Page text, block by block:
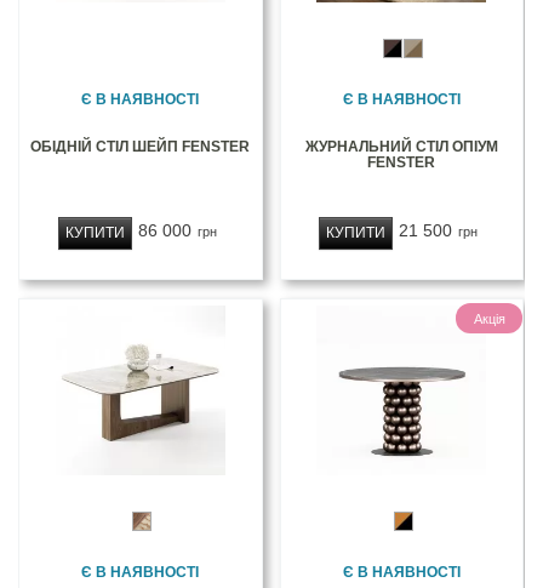
Є В НАЯВНОСТІ
ОБІДНІЙ СТІЛ ШЕЙП FENSTER
86 000 грн
КУПИТИ
Є В НАЯВНОСТІ
ЖУРНАЛЬНИЙ СТІЛ ОПІУМ
FENSTER
21 500 грн
КУПИТИ
Є В НАЯВНОСТІ
Акція
Є В НАЯВНОСТІ